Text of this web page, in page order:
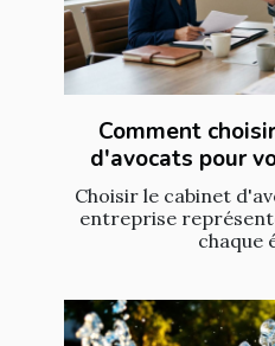
Comment
d'avocats pour
Choisir le cabinet
entreprise
chaque